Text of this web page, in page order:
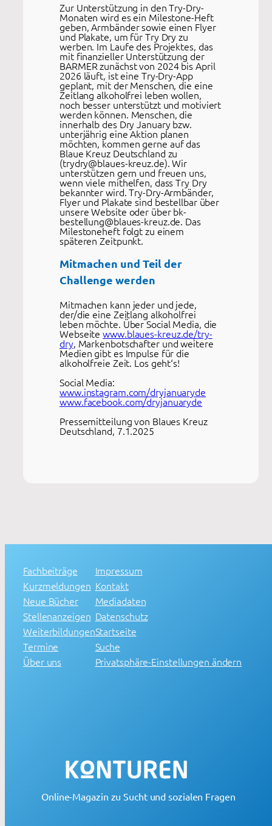
Zur Unterstützung in den Try-Dry-
Monaten wird es ein Milestone-Heft
geben, Armbänder sowie einen Flyer
und Plakate, um für Try Dry zu
werben. Im Laufe des Projektes, das
mit finanzieller Unterstützung der
BARMER zunächst von 2024 bis April
2026 läuft, ist eine Try-Dry-App
geplant, mit der Menschen, die eine
Zeitlang alkoholfrei leben wollen,
noch besser unterstützt und motiviert
werden können. Menschen, die
innerhalb des Dry January bzw.
unterjährig eine Aktion planen
möchten, kommen gerne auf das
Blaue Kreuz Deutschland zu
(trydry@blaues-kreuz.de). Wir
unterstützen gern und freuen uns,
wenn viele mithelfen, dass Try Dry
bekannter wird. Try-Dry-Armbänder,
Flyer und Plakate sind bestellbar über
unsere Website oder über bk-
bestellung@blaues-kreuz.de. Das
Milestoneheft folgt zu einem
späteren Zeitpunkt.
Mitmachen und Teil der
Challenge werden
Mitmachen kann jeder und jede,
der/die eine Zeitlang alkoholfrei
leben möchte. Über Social Media, die
Webseitewww.blaues-kreuz.de/try-
dry, Markenbotschafter und weitere
Medien gibt es Impulse für die
alkoholfreie Zeit. Los geht‘s!
Social Media:
www.instagram.com/dryjanuaryde
www.facebook.com/dryjanuaryde
Pressemitteilung von Blaues Kreuz
Deutschland, 7.1.2025
Fachbeiträge
Kurzmeldungen
Neue Bücher
Stellenanzeigen
Weiterbildungen
Termine
Über uns
Impressum
Kontakt
Mediadaten
Datenschutz
Startseite
Suche
Privatsphäre-Einstellungen ändern
Online-Magazin zu Sucht und sozialen Fragen